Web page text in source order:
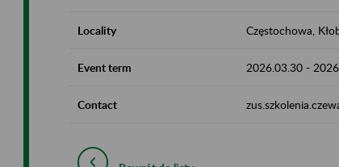
Locality Częstochowa,
Event term 2026.03.30 -
Contact